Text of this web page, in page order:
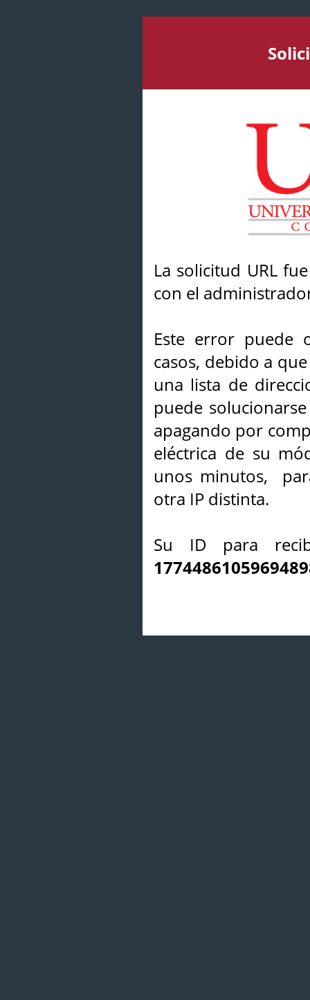
La solicitud URL
con el
Este error puede
casos, debido a
una lista de
puede
apagando por
eléctrica de su
unos minutos,
otra IP distinta.
Su ID para